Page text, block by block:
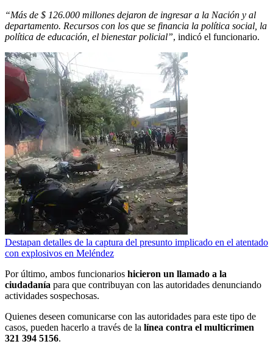
“Más de $ 126.000 millones dejaron de ingresar a la Nación y al
departamento. Recursos con los que se financia la política social, la
política de educación, el bienestar policial”, indicó el funcionario.
Destapan detalles de la captura del presunto implicado en el atentado
con explosivos en Meléndez
Por último, ambos funcionarios hicieron un llamado a la
ciudadanía para que contribuyan con las autoridades denunciando
actividades sospechosas.
Quienes deseen comunicarse con las autoridades para este tipo de
casos, pueden hacerlo a través de la línea contra el multicrimen
321 394 5156.